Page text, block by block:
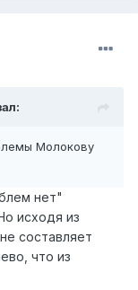
Молокову
нет"
исходя из
составляет
что из